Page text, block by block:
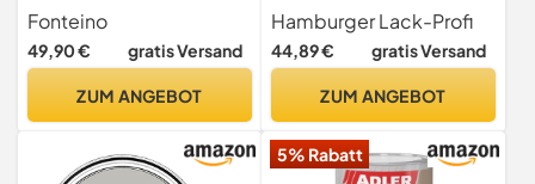
Lichtgrau 2,5Kg
Fonteino
49,90 € gratis Versand
ZUM ANGEBOT
Anthrazitgrau RAL 7016
Grau Fliesenfarbe (1 L)
Hamburger Lack-Profi
44,89 € gratis Versand
ZUM ANGEBOT
5% Rabatt